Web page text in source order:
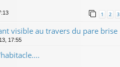
1 2 3
visible au travers du pare brise
17:55